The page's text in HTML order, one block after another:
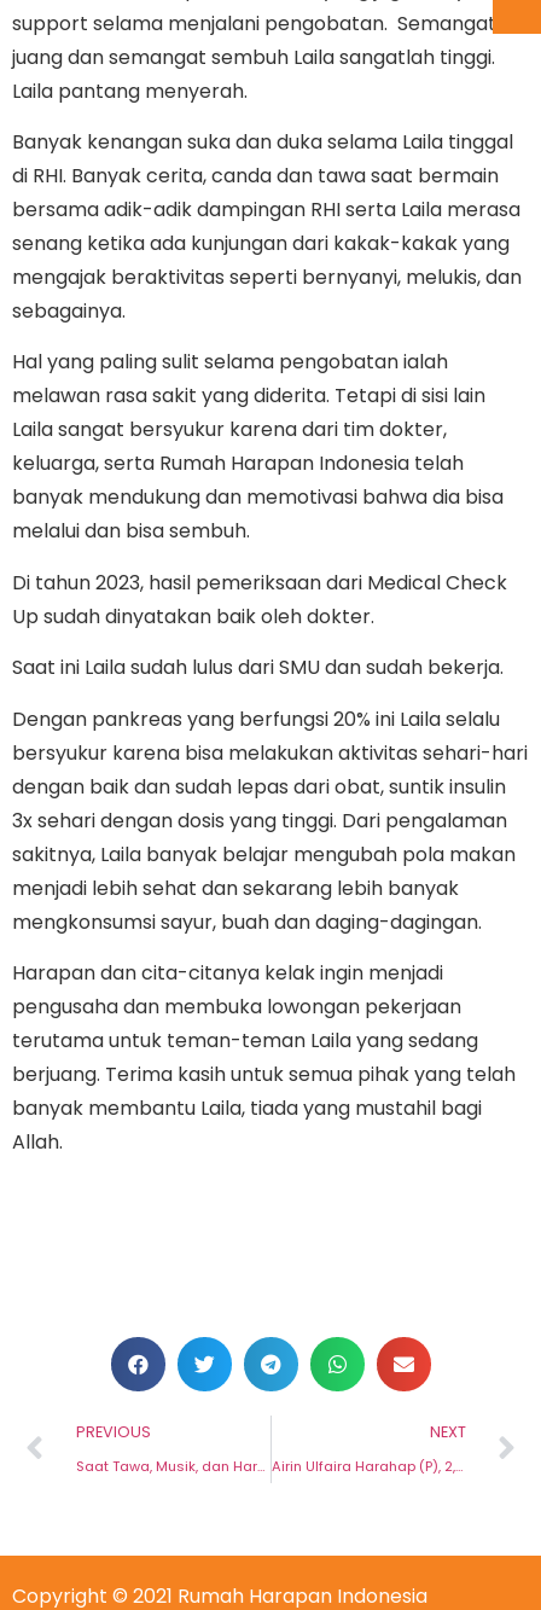
support selama menjalani pengobatan. Semangat
juang dan semangat sembuh Laila sangatlah tinggi.
Laila pantang menyerah.
Banyak kenangan suka dan duka selama Laila tinggal
di RHI. Banyak cerita, canda dan tawa saat bermain
bersama adik-adik dampingan RHI serta Laila merasa
senang ketika ada kunjungan dari kakak-kakak yang
mengajak beraktivitas seperti bernyanyi, melukis, dan
sebagainya.
Hal yang paling sulit selama pengobatan ialah
melawan rasa sakit yang diderita. Tetapi di sisi lain
Laila sangat bersyukur karena dari tim dokter,
keluarga, serta Rumah Harapan Indonesia telah
banyak mendukung dan memotivasi bahwa dia bisa
melalui dan bisa sembuh.
Di tahun 2023, hasil pemeriksaan dari Medical Check
Up sudah dinyatakan baik oleh dokter.
Saat ini Laila sudah lulus dari SMU dan sudah bekerja.
Dengan pankreas yang berfungsi 20% ini Laila selalu
bersyukur karena bisa melakukan aktivitas sehari-hari
dengan baik dan sudah lepas dari obat, suntik insulin
3x sehari dengan dosis yang tinggi. Dari pengalaman
sakitnya, Laila banyak belajar mengubah pola makan
menjadi lebih sehat dan sekarang lebih banyak
mengkonsumsi sayur, buah dan daging-dagingan.
Harapan dan cita-citanya kelak ingin menjadi
pengusaha dan membuka lowongan pekerjaan
terutama untuk teman-teman Laila yang sedang
berjuang. Terima kasih untuk semua pihak yang telah
banyak membantu Laila, tiada yang mustahil bagi
Allah.
PREVIOUS
Saat Tawa, Musik, dan Harapan Bertemu di Rumah Harapan Indonesia
NEXT
Airin Ulfaira Harahap (P), 2,5 tahun / Disease of Esophagus / Bengkulu
Copyright © 2021 Rumah Harapan Indonesia